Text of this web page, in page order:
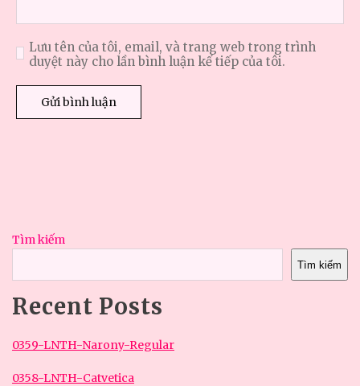
Lưu tên của tôi, email, và trang web trong trình
duyệt này cho lần bình luận kế tiếp của tôi.
Tìm kiếm
Tìm kiếm
Recent Posts
0359-LNTH-Narony-Regular
0358-LNTH-Catvetica